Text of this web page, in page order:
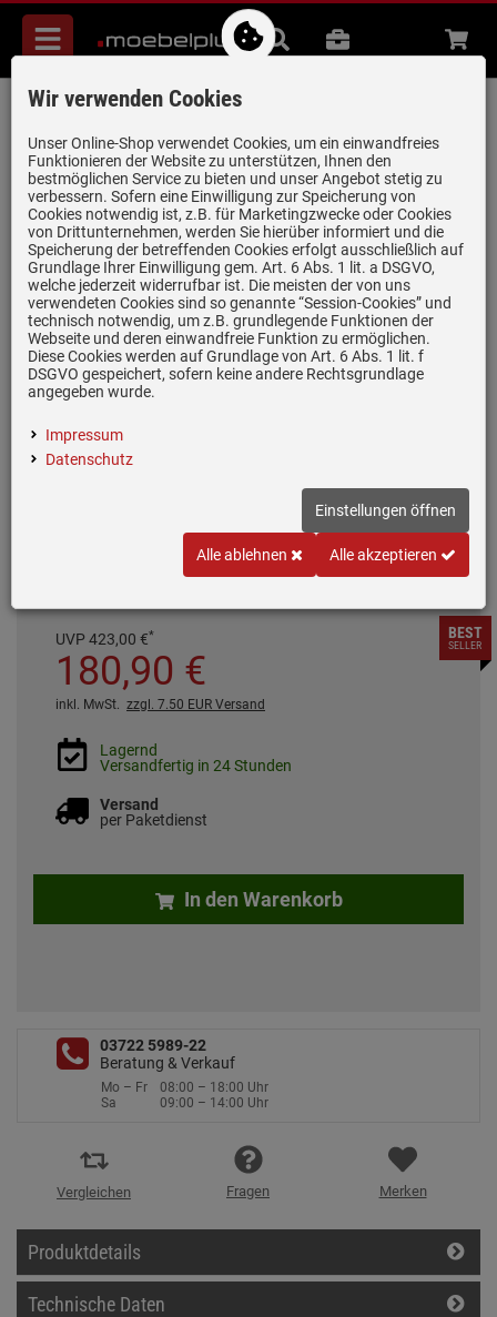
Menü
Suche
B2B Beratung
Franke Sorter Garbo 60-3 - 121.0200.680
Einbau Abfallsammler
Artikel-Nummer:19934939 | Herstellernummer: 121.0200.680 |
EAN:7612980657506
(1)
Passend für Unterschränke ab 60 cm
Behälter: 1x 8, 1x 12, 1x 18 Liter
UVP 423,00 €*
180,90 €
inkl. MwSt. zzgl. 7.50 EUR Versand
Lagernd
Versandfertig in 24 Stunden
Versand
per Paketdienst
In den Warenkorb
BEST
SELLER
03722 5989-22
Beratung & Verkauf
Mo – Fr
08:00 – 18:00 Uhr
Sa
09:00 – 14:00 Uhr
Vergleichen Fragen Merken
Produktdetails
Technische Daten
Wir verwenden Cookies
Unser Online-Shop verwendet Cookies, um ein einwandfreies
Funktionieren der Website zu unterstützen, Ihnen den
bestmöglichen Service zu bieten und unser Angebot stetig zu
verbessern. Sofern eine Einwilligung zur Speicherung von
Cookies notwendig ist, z.B. für Marketingzwecke oder Cookies
von Drittunternehmen, werden Sie hierüber informiert und die
Speicherung der betreffenden Cookies erfolgt ausschließlich auf
Grundlage Ihrer Einwilligung gem. Art. 6 Abs. 1 lit. a DSGVO,
welche jederzeit widerrufbar ist. Die meisten der von uns
verwendeten Cookies sind so genannte “Session-Cookies” und
technisch notwendig, um z.B. grundlegende Funktionen der
Webseite und deren einwandfreie Funktion zu ermöglichen.
Diese Cookies werden auf Grundlage von Art. 6 Abs. 1 lit. f
DSGVO gespeichert, sofern keine andere Rechtsgrundlage
angegeben wurde.
Impressum
Datenschutz
Einstellungen öffnen
Alle ablehnen Alle akzeptieren